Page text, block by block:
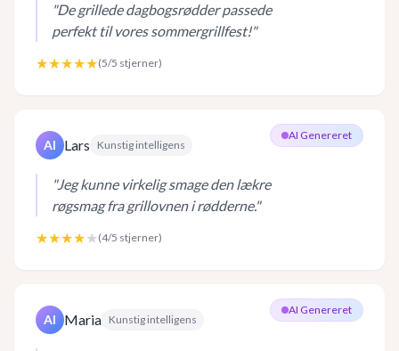
"De grillede dagbogsrødder passede
perfekt til vores sommergrillfest!"
★★★★★(5/5 stjerner)
AI Genereret
AI Lars Kunstig intelligens
"Jeg kunne virkelig smage den lækre
røgsmag fra grillovnen i rødderne."
★★★★★ (4/5 stjerner)
AI Genereret
AI Maria Kunstig intelligens